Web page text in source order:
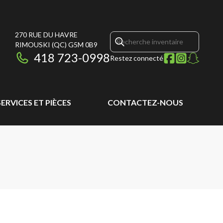
270 RUE DU HAVRE
RIMOUSKI (QC) G5M 0B9
418 723-0998Restez connecté
ET PIÈCES CONTACTEZ-NOUS